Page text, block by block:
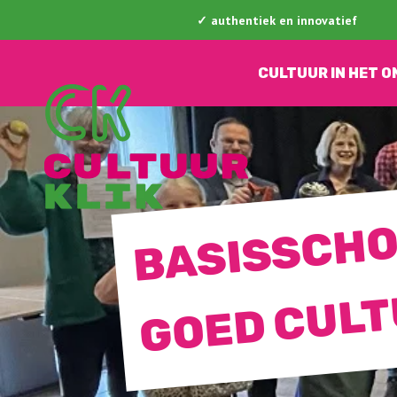
✓ authentiek en innovatief
CULTUUR IN HET